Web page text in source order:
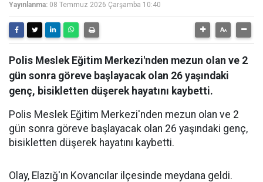
Yayınlanma: 08 Temmuz 2026 Çarşamba 10:40
Polis Meslek Eğitim Merkezi'nden mezun olan ve 2
gün sonra göreve başlayacak olan 26 yaşındaki
genç, bisikletten düşerek hayatını kaybetti.
Polis Meslek Eğitim Merkezi'nden mezun olan ve 2
gün sonra göreve başlayacak olan 26 yaşındaki genç,
bisikletten düşerek hayatını kaybetti.
Olay, Elazığ'ın Kovancılar ilçesinde meydana geldi.